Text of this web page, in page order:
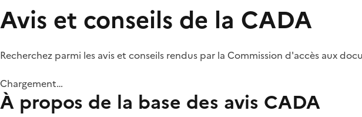
Avis et conseils de la CADA
Recherchez parmi les avis et conseils rendus par la Commission d'accès aux
Chargement…
À propos de la base des avis CADA